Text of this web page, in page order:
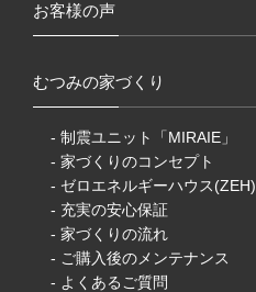
お客様の声
むつみの家づくり
- 制震ユニット「MIRAIE」
- 家づくりのコンセプト
- ゼロエネルギーハウス(ZEH)
- 充実の安心保証
- 家づくりの流れ
- ご購入後のメンテナンス
- よくあるご質問